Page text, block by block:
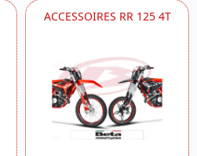
ACCESSOIRES RR 125 4T